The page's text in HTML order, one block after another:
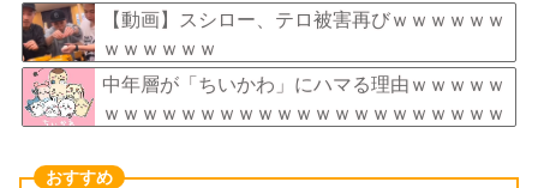
る」
【動画】スシロー、テロ被害再びｗｗｗｗｗｗ
ｗｗｗｗｗｗ
中年層が「ちいかわ」にハマる理由ｗｗｗｗｗ
ｗｗｗｗｗｗｗｗｗｗｗｗｗｗｗｗｗｗｗｗｗ